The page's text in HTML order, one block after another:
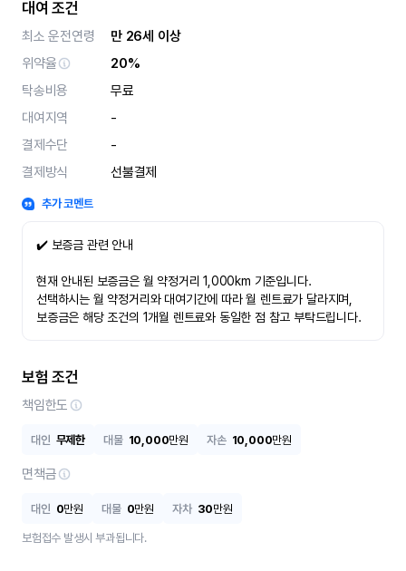
대여 조건
최소 운전연령
만 26세 이상
위약율
20%
탁송비용
무료
대여지역
-
결제수단
-
결제방식
선불결제
추가 코멘트
✔️ 보증금 관련 안내
현재 안내된 보증금은 월 약정거리 1,000km 기준입니다.
선택하시는 월 약정거리와 대여기간에 따라 월 렌트료가 달라지며,
보증금은 해당 조건의 1개월 렌트료와 동일한 점 참고 부탁드립니다.
보험 조건
책임한도
대인 무제한 대물 10,000만원 자손 10,000만원
면책금
대인 0만원 대물 0만원 자차 30만원
보험접수 발생시 부과됩니다.